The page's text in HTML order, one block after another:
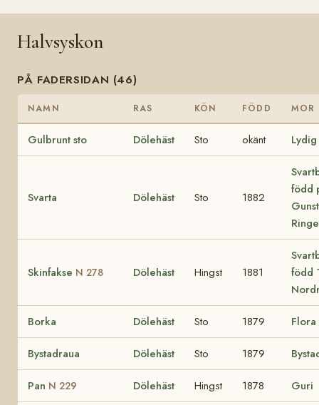
Halvsyskon
PÅ FADERSIDAN (46)
NAMN RAS KÖN FÖDD MOR
Gulbrunt sto Dölehäst Sto okänt Lydig
Svarta Dölehäst Sto 1882
född
Skinfakse N 278 Dölehäst Hingst 1881
född
Borka Dölehäst Sto 1879 Flora
Bystadraua Dölehäst Sto 1879
Pan N 229 Dölehäst Hingst 1878 Guri